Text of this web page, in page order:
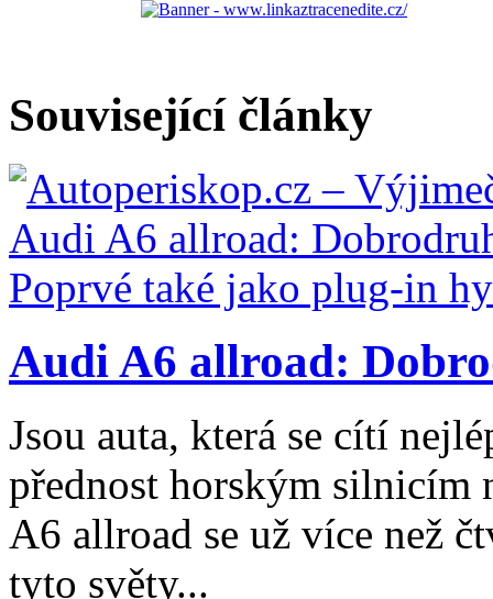
Související články
Audi A6 allroad:
Jsou auta, která se cítí
přednost horským silnicím
A6 allroad se už více než
tyto světy...